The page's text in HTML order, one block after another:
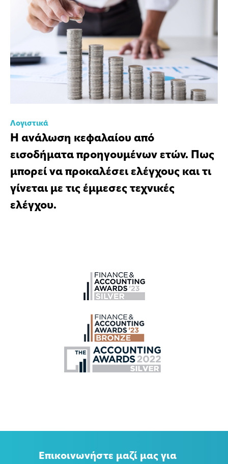
Λογιστικά
Η ανάλωση κεφαλαίου από
εισοδήματα προηγουμένων ετών. Πως
μπορεί να προκαλέσει ελέγχους και τι
γίνεται με τις έμμεσες τεχνικές
ελέγχου.
Επικοινωνήστε μαζί μας για